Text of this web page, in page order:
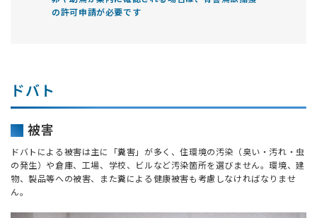
の許可申請が必要です
ドバト
被害
ドバトによる被害は主に「糞害」が多く、住環境の汚染（臭い・汚れ・虫
の発生）や倉庫、工場、学校、ビルなど汚染箇所を選びません。環境、建
物、製品等への被害、また糞による健康被害も考慮しなければなりませ
ん。